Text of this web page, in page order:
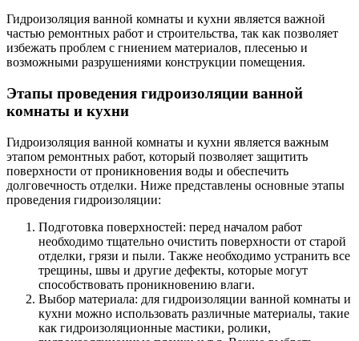
Гидроизоляция ванной комнаты и кухни является важной
частью ремонтных работ и строительства, так как позволяет
избежать проблем с гниением материалов, плесенью и
возможными разрушениями конструкции помещения.
Этапы проведения гидроизоляции ванной
комнаты и кухни
Гидроизоляция ванной комнаты и кухни является важным
этапом ремонтных работ, который позволяет защитить
поверхности от проникновения воды и обеспечить
долговечность отделки. Ниже представлены основные этапы
проведения гидроизоляции:
Подготовка поверхностей: перед началом работ
необходимо тщательно очистить поверхности от старой
отделки, грязи и пыли. Также необходимо устранить все
трещины, швы и другие дефекты, которые могут
способствовать проникновению влаги.
Выбор материала: для гидроизоляции ванной комнаты и
кухни можно использовать различные материалы, такие
как гидроизоляционные мастики, ролики,